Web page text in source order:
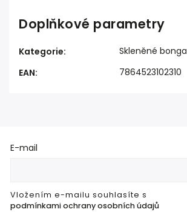
Doplňkové parametry
Kategorie:
Skleněné bonga
EAN: 7864523102310
E-mail
Vložením e-mailu souhlasíte s
podmínkami ochrany osobních údajů